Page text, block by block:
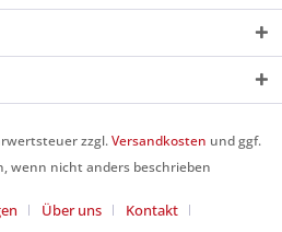
zzgl.Versandkosten und ggf.
wenn nicht anders beschrieben
Über uns
Kontakt